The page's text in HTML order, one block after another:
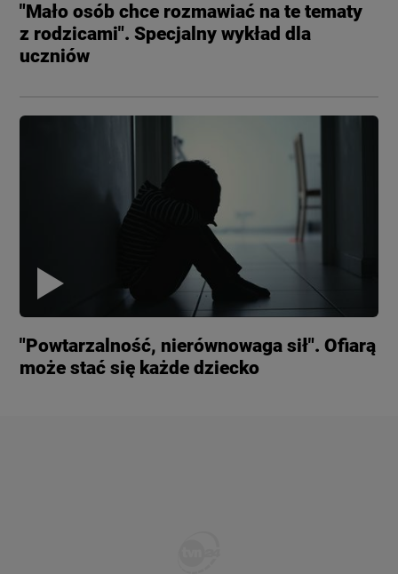
"Mało osób chce rozmawiać na te tematy
z rodzicami". Specjalny wykład dla
uczniów
"Powtarzalność, nierównowaga sił". Ofiarą
może stać się każde dziecko